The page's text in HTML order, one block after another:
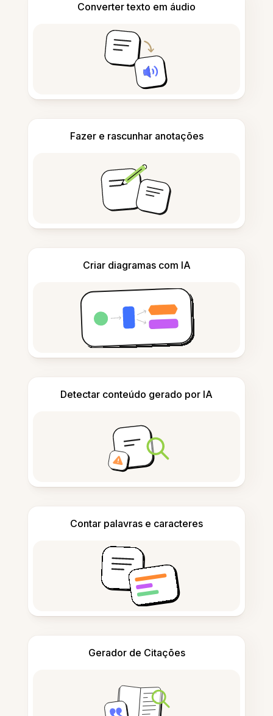
Converter texto em áudio
Fazer e rascunhar anotações
Criar diagramas com IA
Detectar conteúdo gerado por IA
Contar palavras e caracteres
Gerador de Citações